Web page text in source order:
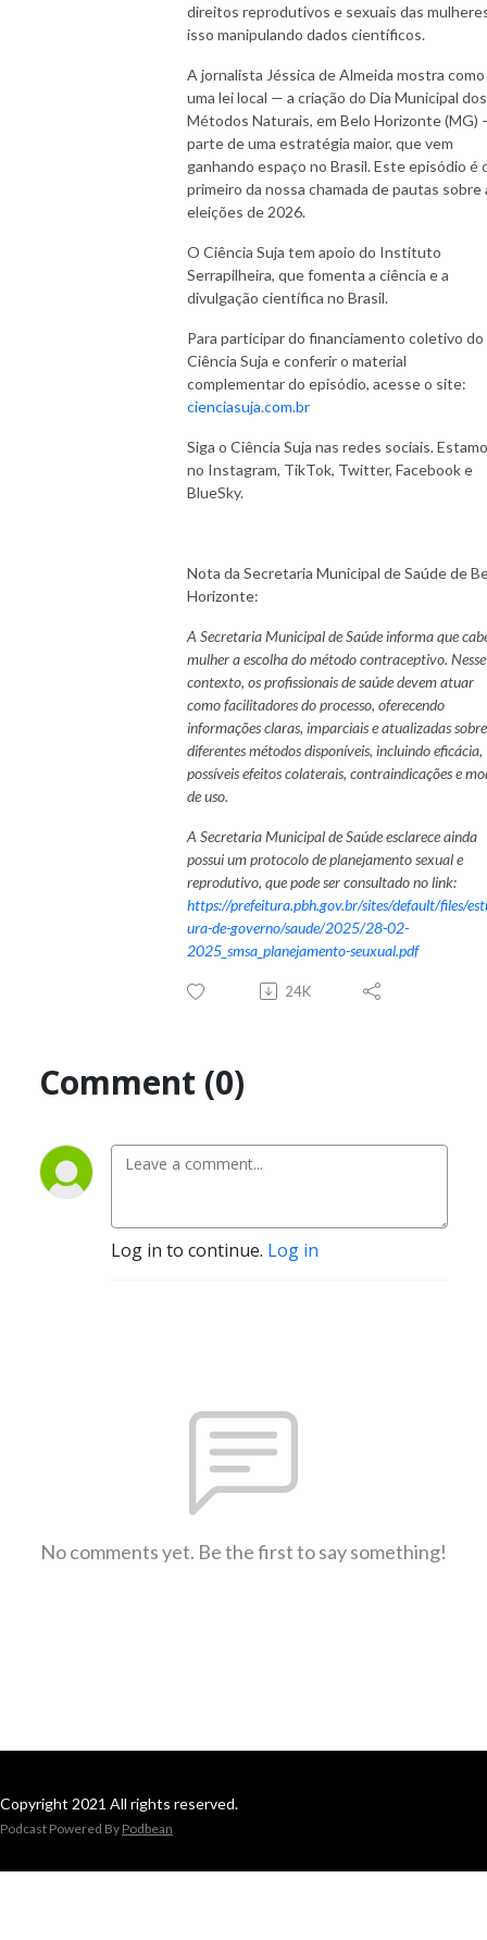
direitos reprodutivos e sexuais das
isso manipulando dados científicos.
A jornalista Jéssica de Almeida mostra como
uma lei local — a criação do Dia Municipal dos
Métodos Naturais, em Belo Horizonte (MG)
parte de uma estratégia maior, que vem
ganhando espaço no Brasil. Este episódio é
primeiro da nossa chamada de pautas sobre
eleições de 2026.
O Ciência Suja tem apoio do Instituto
Serrapilheira, que fomenta a ciência e a
divulgação científica no Brasil.
Para participar do financiamento coletivo do
Ciência Suja e conferir o material
complementar do episódio, acesse o site:
cienciasuja.com.br
Siga o Ciência Suja nas redes sociais.
no Instagram, TikTok, Twitter, Facebook e
BlueSky.
Nota da Secretaria Municipal de Saúde de
Horizonte:
A Secretaria Municipal de Saúde informa que
mulher a escolha do método contraceptivo. Nesse
contexto, os profissionais de saúde devem atuar
como facilitadores do processo, oferecendo
informações claras, imparciais e atualizadas
diferentes métodos disponíveis, incluindo eficácia,
possíveis efeitos colaterais, contraindicações e
de uso.
A Secretaria Municipal de Saúde esclarece ainda
possui um protocolo de planejamento sexual e
reprodutivo, que pode ser consultado no link:
https://prefeitura.pbh.gov.br/sites/default/files/
ura-de-governo/saude/2025/28-02-
2025_smsa_planejamento-seuxual.pdf
24K
Comment (0)
Log in to continue. Log in
No comments yet. Be the first to say something!
Copyright 2021 All rights reserved.
Podcast Powered By Podbean